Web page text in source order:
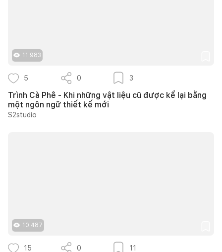
11.983
5 0 3
Trình Cà Phê - Khi những vật liệu cũ được kể lại bằng
một ngôn ngữ thiết kế mới
S2studio
10.487
15 0 11